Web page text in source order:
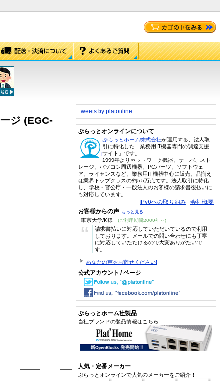
ジ (EGC-
Tweets by platonline
ぷらっとオンラインについて
ぷらっとホーム株式会社が運用する、法人取
引に特化した「業務用IT機器専門の調達支援
サイト」です。
1999年よりネットワーク機器、サーバ、スト
レージ、パソコン周辺機器、PCパーツ、ソフトウェ
ア、ライセンスなど、業務用IT機器中心に販売。品揃え
は業界トップクラスの約5.5万点です。法人取引に特化
し、学校・官公庁・一般法人のお客様の請求書後払いに
も対応しています。
IPv6への取り組み 会社概要
お客様からの声 もっと見る
東京大学/K様 (ご利用期間2009年～)
“
請求書払いに対応していただいているので利用
しております。メールでの問い合わせにも丁寧
に対応していただけるので大変ありがたいで
す。
あなたの声をお寄せください!
公式アカウント / ページ
ぷらっとホーム社製品
当社ブランドの製品情報はこちら
人気・定番メーカー
ぷらっとオンラインで人気のメーカーをご紹介！